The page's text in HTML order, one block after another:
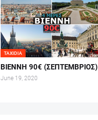
TAXIDIA
ΒΙΕΝΝΗ 90€ (ΣΕΠΤΕΜΒΡΙΟΣ)
June 19, 2020